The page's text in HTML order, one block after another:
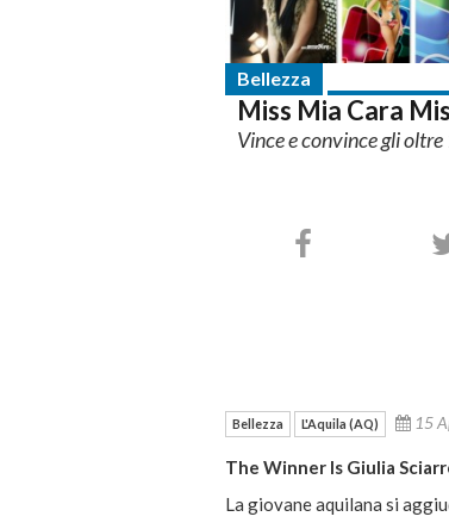
Bellezza
Miss Mia Cara
Vince e convince gli
Bellezza L'Aquila (AQ) 15
The Winner Is Giulia
La giovane aquilana si